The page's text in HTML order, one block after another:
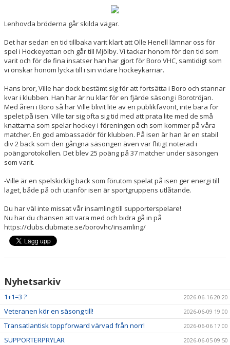
MATCHER
SVENSK HOCKEY TV
SWISH
DOKUMENT
Lenhovda bröderna går skilda vägar.
Det har sedan en tid tillbaka varit klart att Olle Henell lämnar oss för
spel i Hockeyettan och går till Mjölby. Vi tackar honom för den tid som
varit och för de fina insatser han har gjort för Boro VHC, samtidigt som
vi önskar honom lycka till i sin vidare hockeykarriär.
Hans bror, Ville har dock bestämt sig för att fortsätta i Boro och stannar
kvar i klubben. Han har är nu klar för en fjärde säsong i Borotröjan.
Med åren i Boro så har Ville blivit lite av en publikfavorit, inte bara för
spelet på isen. Ville tar sig ofta sig tid med att prata lite med de små
knattarna som spelar hockey i föreningen och som kommer på våra
matcher. En god ambassadör för klubben. På isen är han är en stabil
div 2 back som den gångna säsongen även var flitigt noterad i
poängprotokollen. Det blev 25 poäng på 37 matcher under säsongen
som varit.
-Ville är en spelskicklig back som förutom spelat på isen ger energi till
laget, både på och utanför isen är sportgruppens utlåtande.
Du har väl inte missat vår insamling till supporterspelare!
Nu har du chansen att vara med och bidra gå in på
https://clubs.clubmate.se/borovhc/insamling/
Nyhetsarkiv
1+1=3 ? 2026-06-16 20:20
Veteranen kör en säsong till! 2026-06-09 19:00
Transatlantisk toppforward värvad från norr! 2026-06-06 17:00
SUPPORTERPRYLAR 2026-06-05 09:50